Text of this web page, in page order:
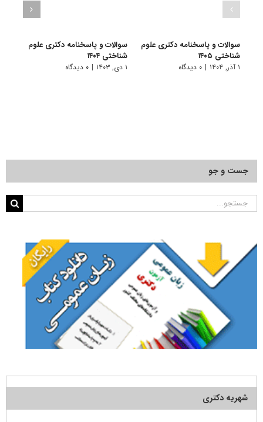
سوالات و پاسخنامه دکتری علوم
شناختی ۱۴۰۵
۱ آذر, ۱۴۰۴ | ۰ دیدگاه
سوالات و پاسخنامه دکتری علوم
شناختی ۱۴۰۴
۱ دی, ۱۴۰۳ | ۰ دیدگاه
جست و جو
جستجو
شهریه دکتری